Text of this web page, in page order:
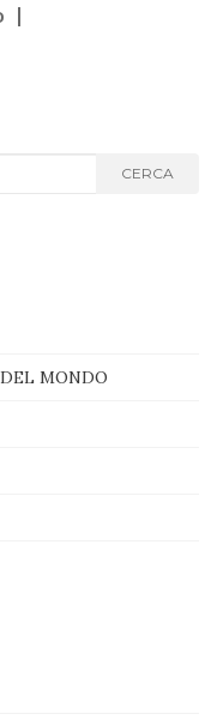
CERCA
MONDO